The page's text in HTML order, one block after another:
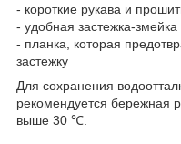
- короткие рукава и
- удобная застежка-
- планка, которая
застежку
Для сохранения
рекомендуется бережная
выше 30 ℃.